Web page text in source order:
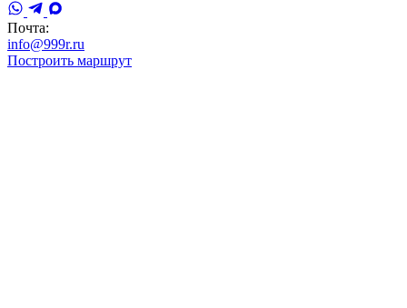
Почта:
info@999r.ru
Построить маршрут